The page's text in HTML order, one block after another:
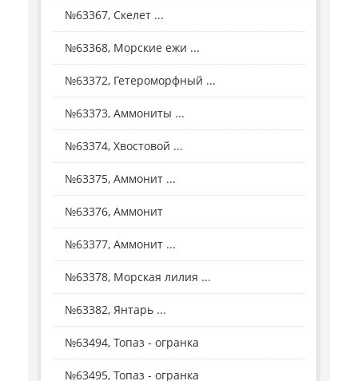
№63367, Скелет ...
№63368, Морские ежи ...
№63372, Гетероморфный ...
№63373, Аммониты ...
№63374, Хвостовой ...
№63375, Аммонит ...
№63376, Аммонит
№63377, Аммонит ...
№63378, Морская лилия ...
№63382, Янтарь ...
№63494, Топаз - огранка
№63495, Топаз - огранка